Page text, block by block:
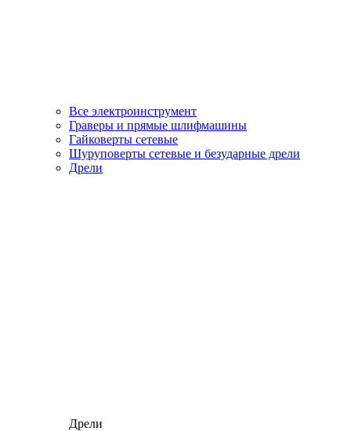
Все электроинструмент
Граверы и прямые шлифмашины
Гайковерты сетевые
Шуруповерты сетевые и безударные дрели
Дрели
Дрели